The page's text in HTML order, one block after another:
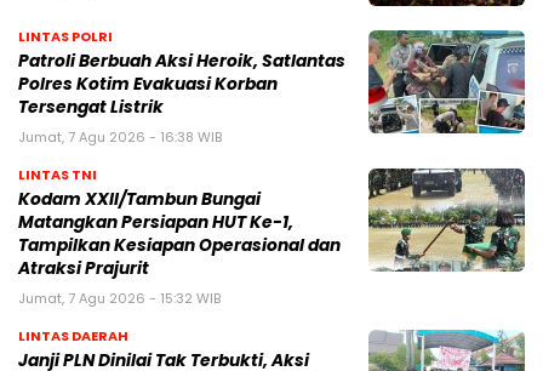
LINTAS POLRI
Patroli Berbuah Aksi Heroik, Satlantas
Polres Kotim Evakuasi Korban
Tersengat Listrik
Jumat, 7 Agu 2026 - 16:38 WIB
LINTAS TNI
Kodam XXII/Tambun Bungai
Matangkan Persiapan HUT Ke-1,
Tampilkan Kesiapan Operasional dan
Atraksi Prajurit
Jumat, 7 Agu 2026 - 15:32 WIB
LINTAS DAERAH
Janji PLN Dinilai Tak Terbukti, Aksi